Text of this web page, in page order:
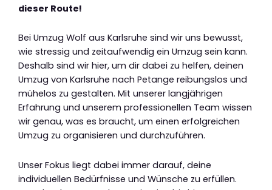
dieser Route!
Bei Umzug Wolf aus Karlsruhe sind wir uns bewusst,
wie stressig und zeitaufwendig ein Umzug sein kann.
Deshalb sind wir hier, um dir dabei zu helfen, deinen
Umzug von Karlsruhe nach Petange reibungslos und
mühelos zu gestalten. Mit unserer langjährigen
Erfahrung und unserem professionellen Team wissen
wir genau, was es braucht, um einen erfolgreichen
Umzug zu organisieren und durchzuführen.
Unser Fokus liegt dabei immer darauf, deine
individuellen Bedürfnisse und Wünsche zu erfüllen.